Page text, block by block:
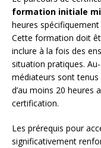
formation initiale
heures
Cette formation doit
inclure à la fois des
situation pratiques.
médiateurs sont tenus
d’au moins 20 heures
certification.
Les prérequis pour
significativement